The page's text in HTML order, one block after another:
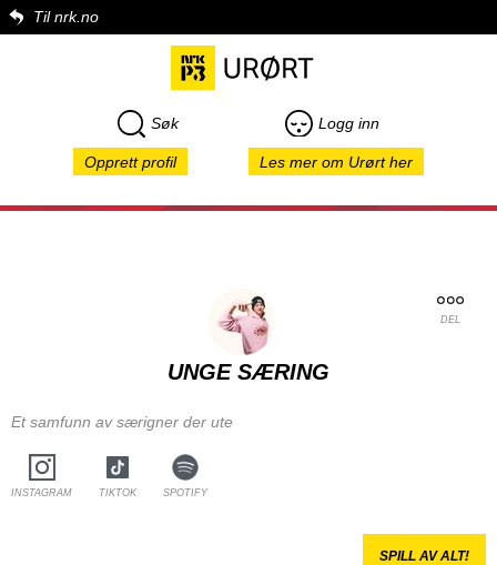
Til nrk.no
Søk Logg inn
Opprett profil Les mer om Urørt her
DEL
UNGE SÆRING
Et samfunn av særigner der ute
INSTAGRAM TIKTOK SPOTIFY
SPILL AV ALT!